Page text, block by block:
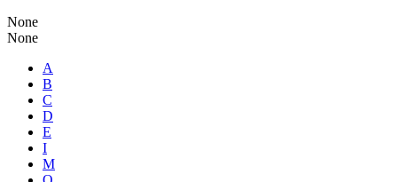
None
None
A
B
C
D
E
I
M